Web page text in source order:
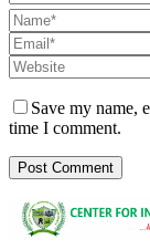
Save my name,
time I comment.